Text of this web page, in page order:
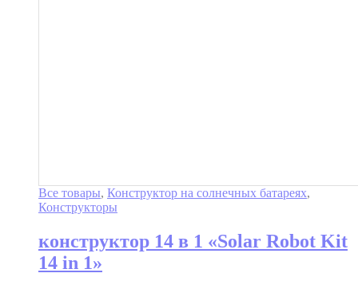
Все товары, Конструктор на солнечных батареях,
Конструкторы
конструктор 14 в 1 «Solar Robot Kit
14 in 1»